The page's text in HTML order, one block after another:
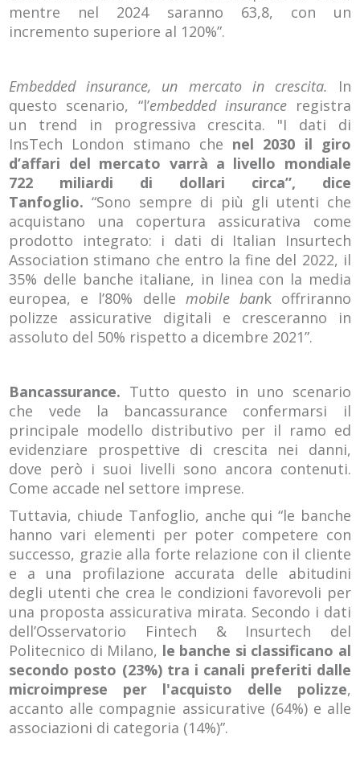
mentre nel 2024 saranno 63,8, con un
incremento superiore al 120%”.
Embedded insurance, un mercato in crescita.
In
questo scenario, “l’embedded insuranceregistra
un trend in progressiva crescita. "I dati di
InsTech London stimano che nel 2030 il giro
d’affari del mercato varrà a livello mondiale
722 miliardi di dollari circa”, dice
Tanfoglio. “Sono sempre di più gli utenti che
acquistano una copertura assicurativa come
prodotto integrato: i dati di Italian Insurtech
Association stimano che entro la fine del 2022, il
35% delle banche italiane, in linea con la media
europea, e l’80% delle mobile bank offriranno
polizze assicurative digitali e cresceranno in
assoluto del 50% rispetto a dicembre 2021”.
Bancassurance. Tutto questo in uno scenario
che vede la bancassurance confermarsi il
principale modello distributivo per il ramo ed
evidenziare prospettive di crescita nei danni,
dove però i suoi livelli sono ancora contenuti.
Come accade nel settore imprese.
Tuttavia, chiude Tanfoglio, anche qui “le banche
hanno vari elementi per poter competere con
successo, grazie alla forte relazione con il cliente
e a una profilazione accurata delle abitudini
degli utenti che crea le condizioni favorevoli per
una proposta assicurativa mirata. Secondo i dati
dell’Osservatorio Fintech & Insurtech del
Politecnico di Milano, le banche si classificano al
secondo posto (23%) tra i canali preferiti dalle
microimprese per l'acquisto delle polizze,
accanto alle compagnie assicurative (64%) e alle
associazioni di categoria (14%)”.